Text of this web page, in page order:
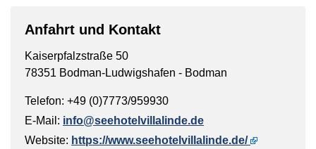
Anfahrt und Kontakt
Kaiserpfalzstraße 50
78351 Bodman-Ludwigshafen - Bodman
Telefon: +49 (0)7773/959930
E-Mail: info@seehotelvillalinde.de
Website: https://www.seehotelvillalinde.de/